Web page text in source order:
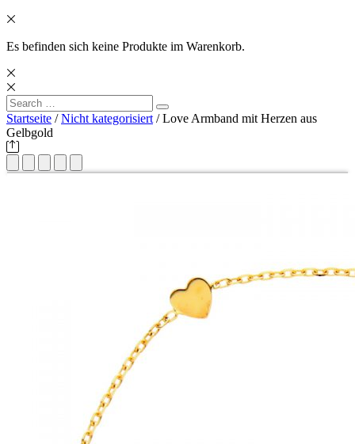
Es befinden sich keine Produkte im Warenkorb.
Search
for:
Search
Startseite /Nicht kategorisiert / Love Armband mit Herzen aus
Gelbgold